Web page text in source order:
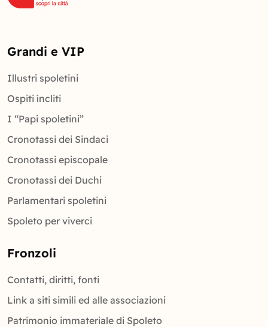
Grandi e VIP
Illustri spoletini
Ospiti ìncliti
I “Papi spoletini”
Cronotassi dei Sindaci
Cronotassi episcopale
Cronotassi dei Duchi
Parlamentari spoletini
Spoleto per viverci
Fronzoli
Contatti, diritti, fonti
Link a siti simili ed alle associazioni
Patrimonio immateriale di Spoleto